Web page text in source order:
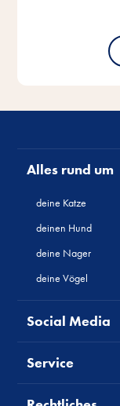
Alles rund um
deine Katze
deinen Hund
deine Nager
deine Vögel
Social Media
Service